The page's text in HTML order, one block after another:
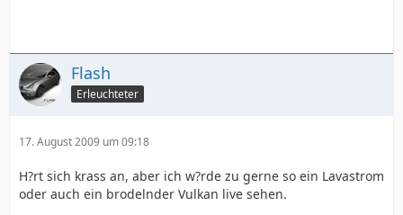
Flash
Erleuchteter
17. August 2009 um 09:18
H?rt sich krass an, aber ich w?rde zu gerne so ein Lavastrom
oder auch ein brodelnder Vulkan live sehen.